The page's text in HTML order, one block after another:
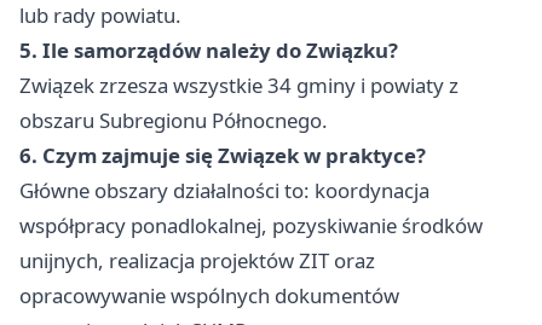
lub rady powiatu.
5. Ile samorządów należy do Związku?
Związek zrzesza wszystkie 34 gminy i powiaty z
obszaru Subregionu Północnego.
6. Czym zajmuje się Związek w praktyce?
Główne obszary działalności to: koordynacja
współpracy ponadlokalnej, pozyskiwanie środków
unijnych, realizacja projektów ZIT oraz
opracowywanie wspólnych dokumentów